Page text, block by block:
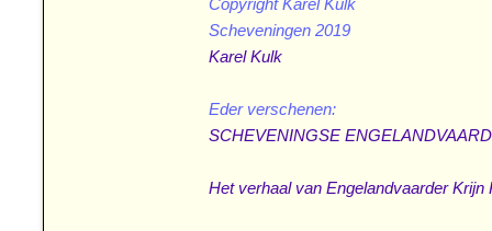
Copyright Karel Kulk
Karel Kulk
SCHEVENINGSE
Het verhaal van Engelandvaarder Krijn